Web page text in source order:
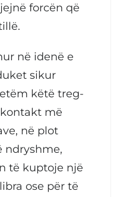
forcën që
në idenë e
sikur
këtë treg-
më
në plot
ndryshme,
të kuptoje një
ose për të